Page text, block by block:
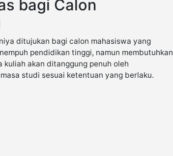
bagi Calon
ditujukan bagi calon mahasiswa yang
pendidikan tinggi, namun membutuhkan
akan ditanggung penuh oleh
studi sesuai ketentuan yang berlaku.